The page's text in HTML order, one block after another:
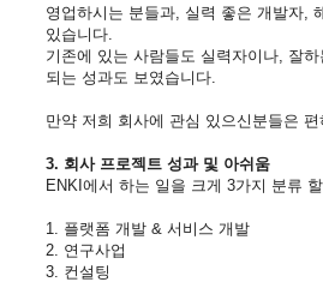
영업하시는 분들과, 실력 좋은 개발자,
있습니다.
기존에 있는 사람들도 실력자이나, 잘
되는 성과도 보였습니다.
만약 저희 회사에 관심 있으신분들은
3. 회사 프로젝트 성과 및 아쉬움
ENKI에서 하는 일을 크게 3가지 분류
1. 플랫폼 개발 & 서비스 개발
2. 연구사업
3. 컨설팅